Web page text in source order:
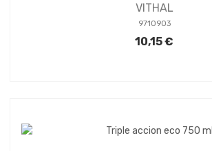
VITHAL
9710903
10,15 €